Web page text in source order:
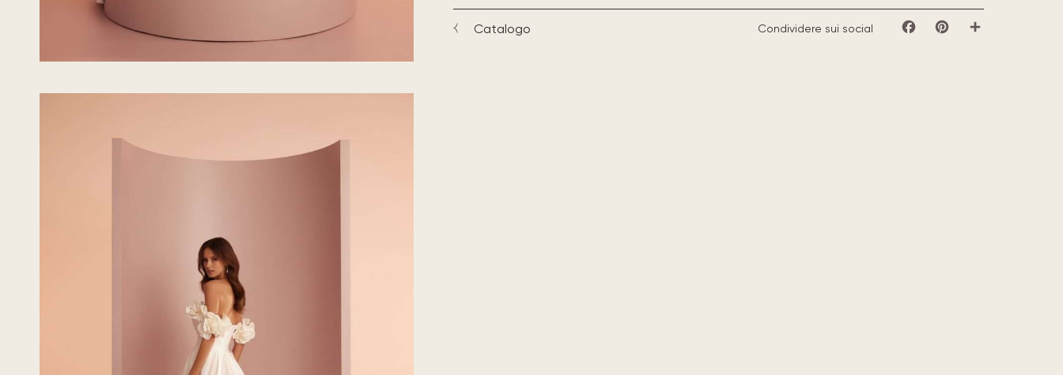
Catalogo Condividere sui social